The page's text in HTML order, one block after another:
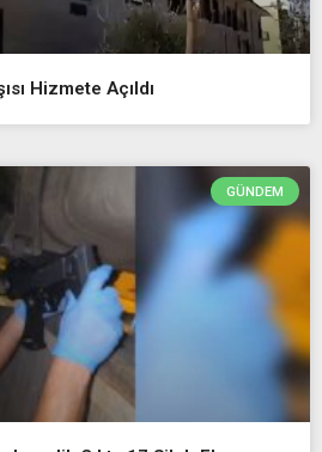
Hizmete Açıldı
GÜNDEM